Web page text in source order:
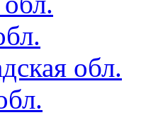
обл.